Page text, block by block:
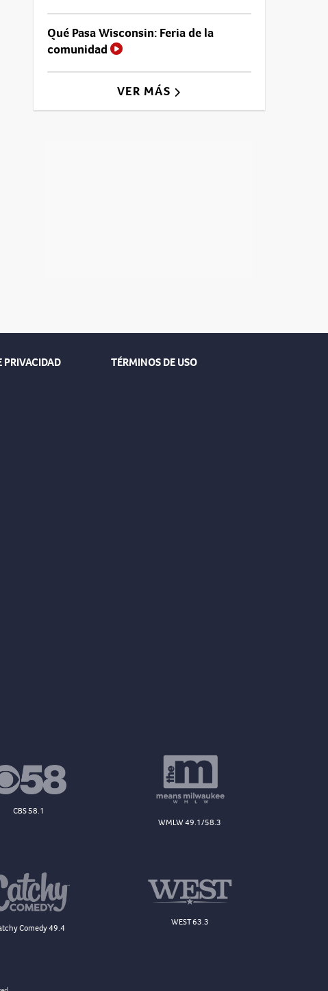
Qué Pasa Wisconsin: Feria de la
comunidad
VER MÁS
PRIVACIDAD
TÉRMINOS DE USO
CBS 58.1
WMLW 49.1/58.3
Comedy 49.4
WEST 63.3